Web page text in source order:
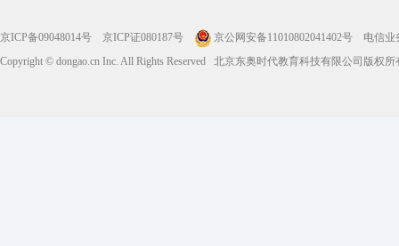
京ICP备09048014号 京ICP证080187号 京公网安备11010802041402号
电信业
Copyright © dongao.cn Inc. All Rights Reserved 北京东奥时代教育科技有限公司版权所